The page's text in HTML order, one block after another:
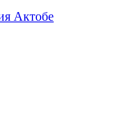
Актобе